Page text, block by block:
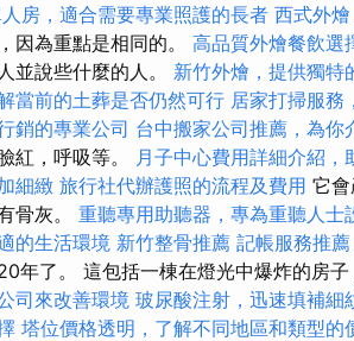
房，適合需要專業照護的長者 西式外
因為重點是相同的。 高品質外燴餐飲選
並說些什麼的人。 新竹外燴，提供獨特
當前的土葬是否仍然可行 居家打掃服務
銷的專業公司 台中搬家公司推薦，為你
紅，呼吸等。
月子中心費用詳細介紹，
細緻 旅行社代辦護照的流程及費用 它
骨灰。 重聽專用助聽器，專為重聽人士
的生活環境 新竹整骨推薦 記帳服務推薦
年了。 這包括一棟在燈光中爆炸的房
司來改善環境 玻尿酸注射，迅速填補細
塔位價格透明，了解不同地區和類型的